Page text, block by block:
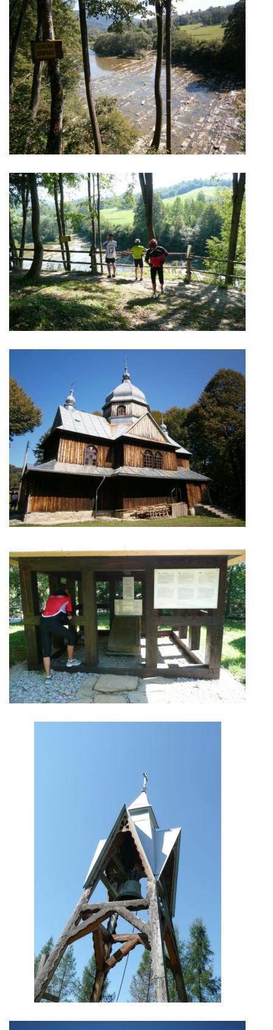
CYKLOTREKY 2009
ZOZNAM ČLENOV O.Z.
CYKLOTREKY 2007-08
DOKLADY O.Z.
LYŽOVANIE
TURISTIKA
NAŠE AKTIVITY
NIEČO O BICYKLOCH
ČRIEPKY Z HISTÓRIE REGIÓNU
ITINERÁR CYKLOTRAS
PROFIL BALTURS-ÁKOV O.Z.
PROFIL BALTURS-AKOV
KONTAKT
© 2026 eStránky.sk